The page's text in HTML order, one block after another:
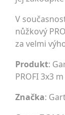
V
nůžkový
za velmi
Produkt:
PROFI 3x3
Značka: